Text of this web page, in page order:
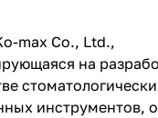
max Co., Ltd.,
на
инструментов,